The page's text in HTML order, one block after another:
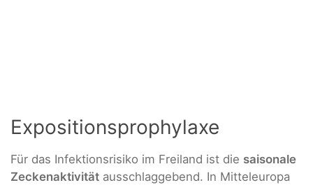
Expositionsprophylaxe
Für das Infektionsrisiko im Freiland ist die saisonale
Zeckenaktivität ausschlaggebend. In Mitteleuropa